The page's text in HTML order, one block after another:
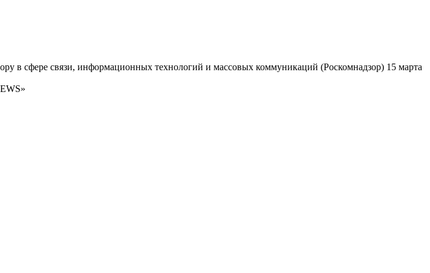
сфере связи, информационных технологий и массовых коммуникаций (Роскомнадзор) 15 марта